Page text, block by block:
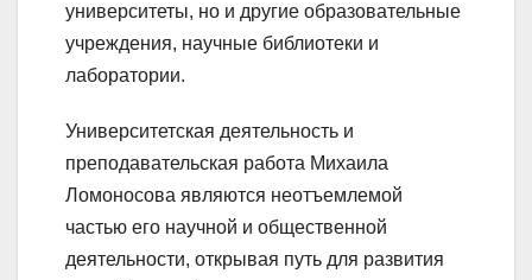
университеты, но и другие образовательные
учреждения, научные библиотеки и
лаборатории.
Университетская деятельность и
преподавательская работа Михаила
Ломоносова являются неотъемлемой
частью его научной и общественной
деятельности, открывая путь для развития